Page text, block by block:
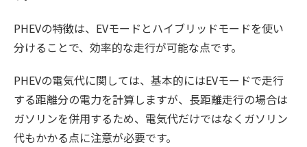
PHEVの特徴は、EVモードとハイブリッドモードを使い
分けることで、効率的な走行が可能な点です。
PHEVの電気代に関しては、基本的にはEVモードで走行
する距離分の電力を計算しますが、長距離走行の場合は
ガソリンを併用するため、電気代だけではなくガソリン
代もかかる点に注意が必要です。